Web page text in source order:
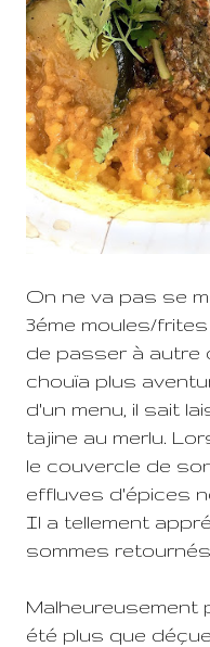
On ne va pas se
3éme moules/
de passer à autre
chouïa plus
d'un menu, il sait
tajine au merlu.
le couvercle de
effluves d'épices
Il a tellement
sommes
Malheureusement
été plus que